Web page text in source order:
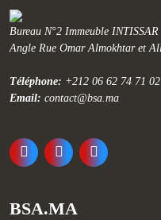
Bureau N°2 Immeuble INTISSAR
Angle Rue Omar Almokhtar et
Téléphone: +212 06 62 74 71 02
Email: contact@bsa.ma
BSA.MA